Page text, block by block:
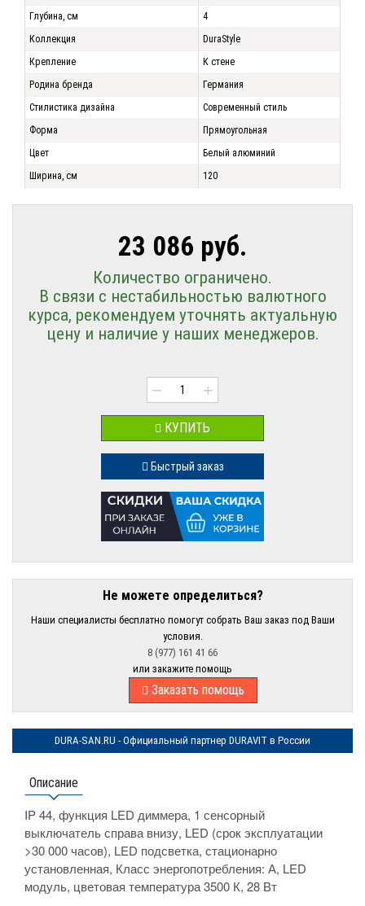
Глубина, см
4
Коллекция
DuraStyle
Крепление
К стене
Родина бренда
Германия
Стилистика дизайна
Современный стиль
Форма
Прямоугольная
Цвет
Белый алюминий
Ширина, см
120
23 086 руб.
Количество ограничено.
В связи с нестабильностью валютного
курса, рекомендуем уточнять актуальную
цену и наличие у наших менеджеров.
− +
КУПИТЬ
Быстрый заказ
Не можете определиться?
Наши специалисты бесплатно помогут собрать Ваш заказ под Ваши
условия.
8 (977) 161 41 66
или закажите помощь
Заказать помощь
DURA-SAN.RU - Официальный партнер DURAVIT в России
Описание
IP 44, функция LED диммера, 1 сенсорный
выключатель справа внизу, LED (срок эксплуатации
>30 000 часов), LED подсветка, стационарно
установленная, Класс энергопотребления: А, LED
модуль, цветовая температура 3500 К, 28 Вт